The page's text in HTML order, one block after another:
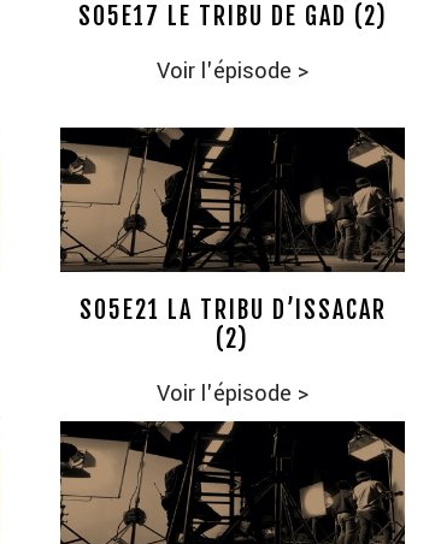
S05E17 LE TRIBU DE GAD (2)
Voir l'épisode >
S05E21 LA TRIBU D’ISSACAR
(2)
Voir l'épisode >